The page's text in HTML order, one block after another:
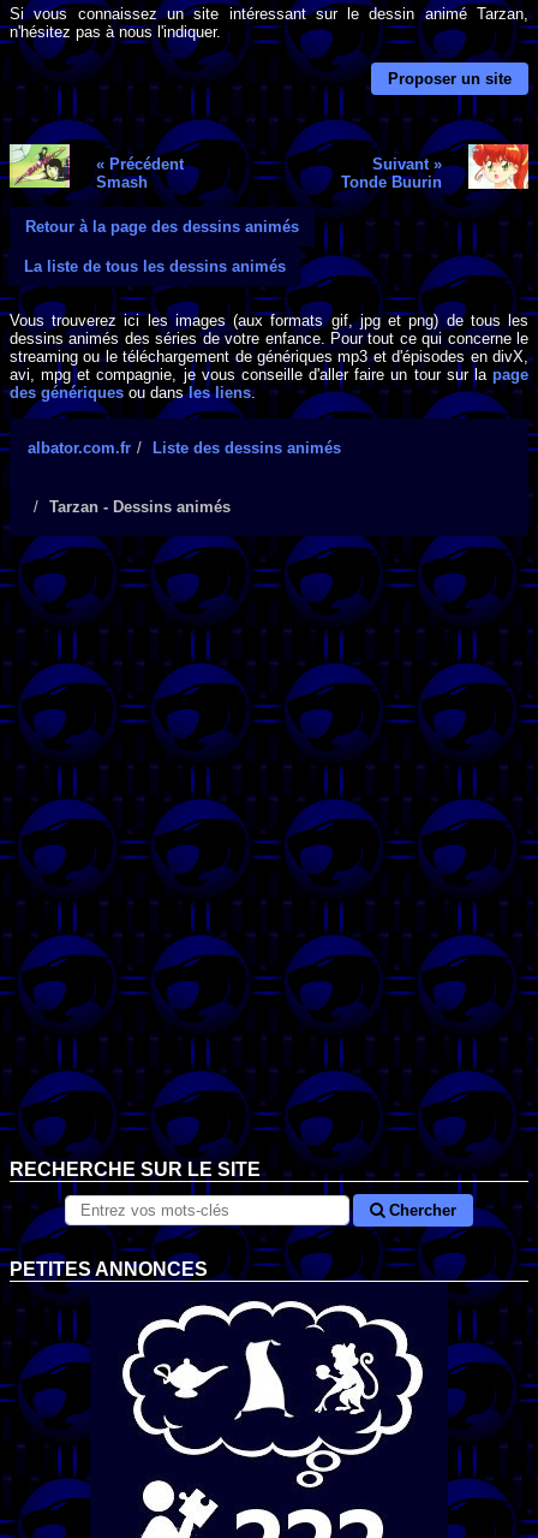
Si vous connaissez un site intéressant sur le dessin animé Tarzan,
n'hésitez pas à nous l'indiquer.
Proposer un site
« Précédent
Smash
Suivant »
Tonde Buurin
Retour à la page des dessins animés
La liste de tous les dessins animés
Vous trouverez ici les images (aux formats gif, jpg et png) de tous les
dessins animés des séries de votre enfance. Pour tout ce qui concerne le
streaming ou le téléchargement de génériques mp3 et d'épisodes en divX,
avi, mpg et compagnie, je vous conseille d'aller faire un tour sur la page
des génériques ou dansles liens.
albator.com.fr Liste des dessins animés
Tarzan - Dessins animés
RECHERCHE SUR LE SITE
Chercher
PETITES ANNONCES